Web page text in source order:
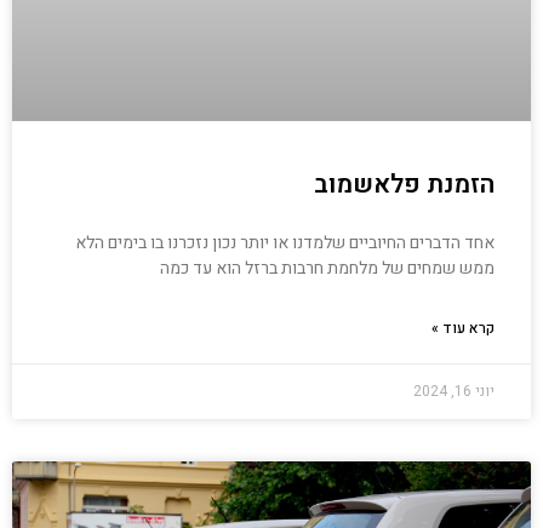
הזמנת פלאשמוב
אחד הדברים החיוביים שלמדנו או יותר נכון נזכרנו בו בימים הלא
ממש שמחים של מלחמת חרבות ברזל הוא עד כמה
קרא עוד »
יוני 16, 2024